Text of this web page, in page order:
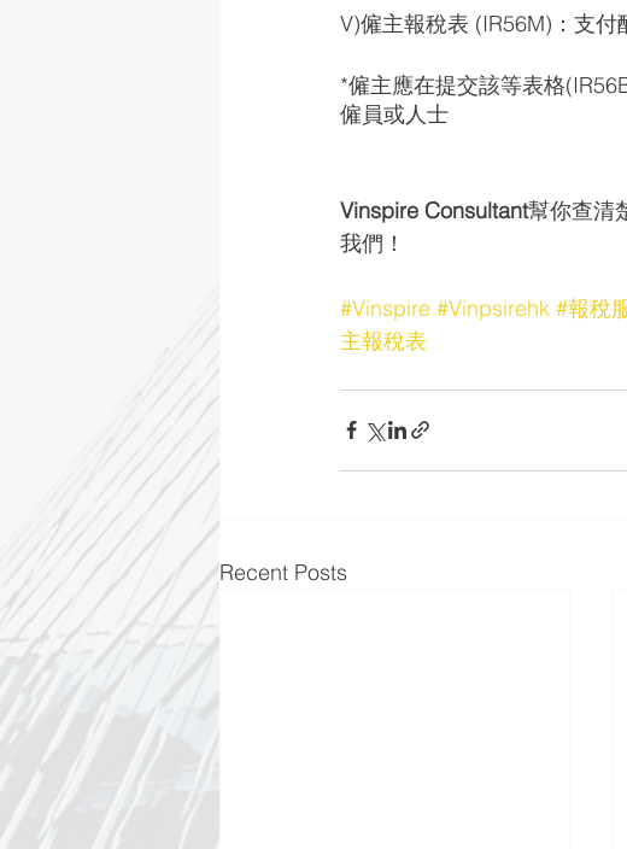
V)僱主報稅表 (IR56M)：支
*僱主應在提交該等表格
僱員或人士
Vinspire Consultant幫你查清
我們！
#Vinspire #Vinpsirehk #報稅
主報稅表
Recent Posts